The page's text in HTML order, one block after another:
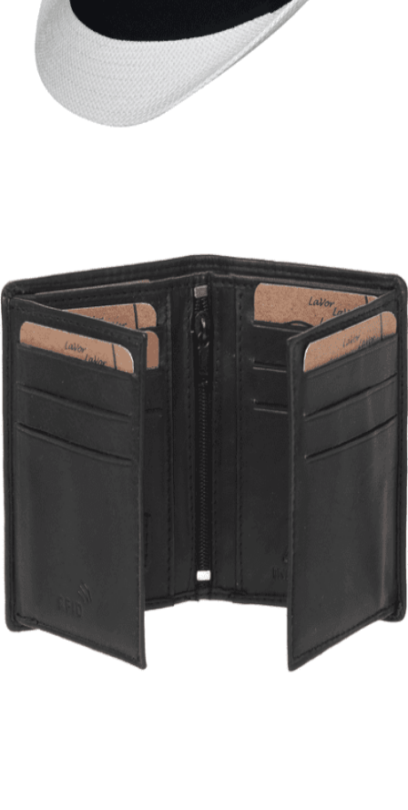
Quick View
Εξαντλημένο
ΑΝΔΡΙΚΑ ΚΑΠΕΛΑ
Καβουράκι Stamion Accessories
Quick View
Εξαντλημένο
Μικρό πορτοφόλι Lavor 1-3308